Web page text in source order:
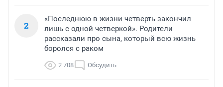
2
«Последнюю в жизни четверть закончил
лишь с одной четверкой». Родители
рассказали про сына, который всю жизнь
боролся с раком
2 708 Обсудить